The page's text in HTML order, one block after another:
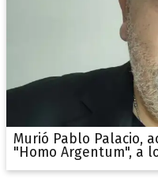
Murió Pablo Palacio,
"Homo Argentum", a